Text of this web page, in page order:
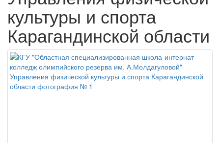
культуры и спорта
Карагандинской области